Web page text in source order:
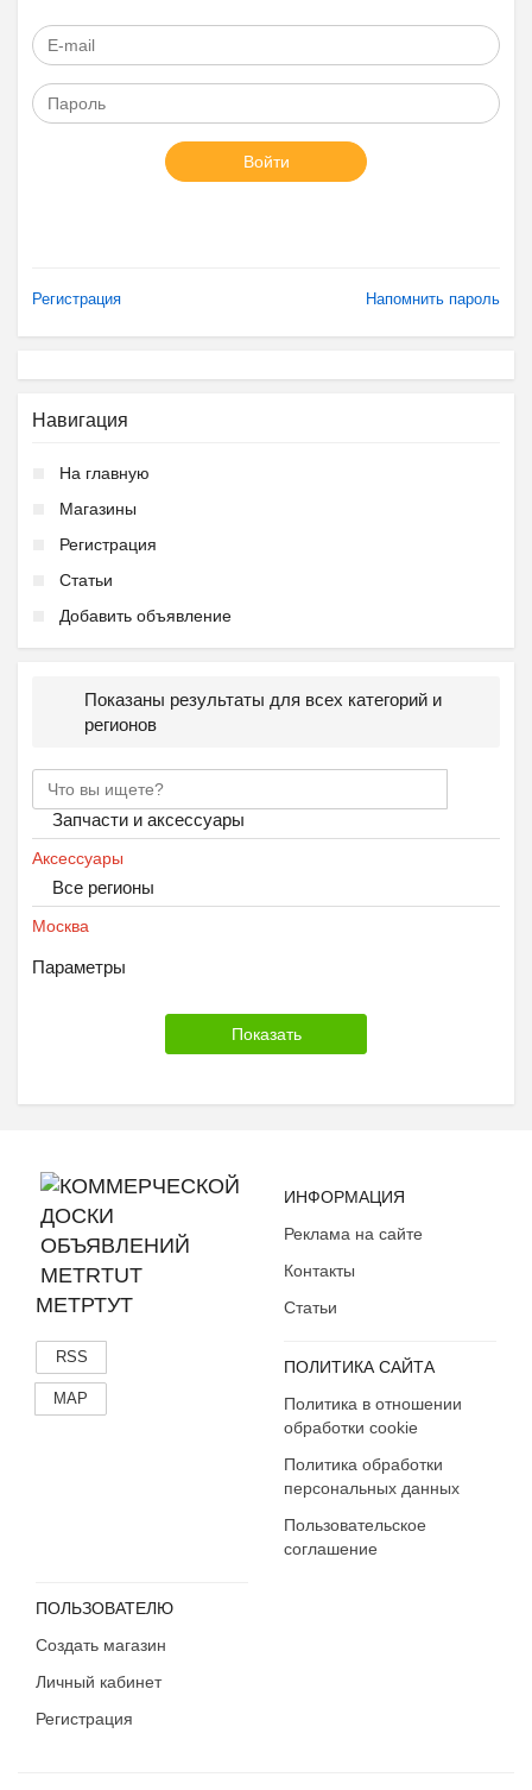
Войти
Регистрация Напомнить пароль
Навигация
На главную
Магазины
Регистрация
Статьи
Добавить объявление
Показаны результаты для всех категорий и
регионов
Запчасти и аксессуары
Аксессуары
Все регионы
Москва
Параметры
МЕТРТУТ
RSS
MAP
ИНФОРМАЦИЯ
Реклама на сайте
Контакты
Статьи
ПОЛИТИКА САЙТА
Политика в отношении
обработки cookie
Политика обработки
персональных данных
Пользовательское
соглашение
ПОЛЬЗОВАТЕЛЮ
Создать магазин
Личный кабинет
Регистрация